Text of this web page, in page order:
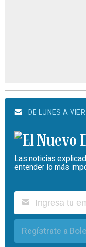
DE LUNES A
Las noticias
entender lo más
Regístrate a